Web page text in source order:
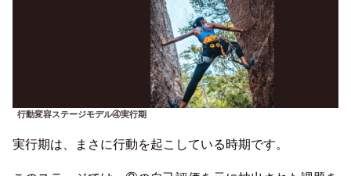
行動変容ステージモデル④実行期
実行期は、まさに行動を起こしている時期です。